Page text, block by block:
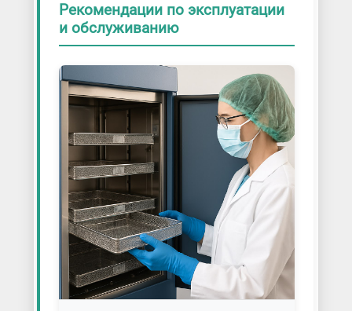
Рекомендации по эксплуатации
и обслуживанию